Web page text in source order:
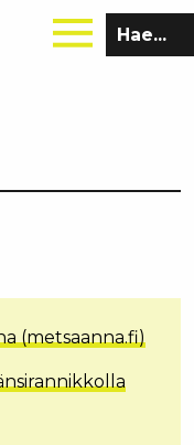
Hae
sivustolta:
(metsaanna.fi)